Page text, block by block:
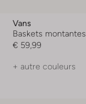
Vans
Baskets montantes
€ 59,99
+ autre couleurs